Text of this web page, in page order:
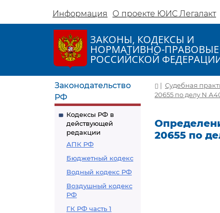
Информация О проекте ЮИС Легалакт
ЗАКОНЫ, КОДЕКСЫ И
НОРМАТИВНО-ПРАВОВЫЕ
РОССИЙСКОЙ
Законодательство
РФ
Кодексы РФ в
действующей
редакции
АПК РФ
Бюджетный кодекс
Водный кодекс РФ
Воздушный кодекс
РФ
ГК РФ часть 1
| Судебная
20655 по делу N
20655 по